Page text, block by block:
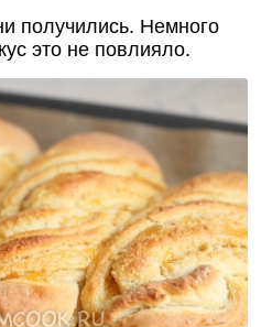
получились. Немного
это не повлияло.